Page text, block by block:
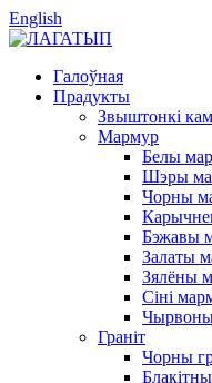
English
Галоўная
Прадукты
Звыштонкі
Мармур
Белы
Шэры
Чорны
Бэжавы
Залаты
Зялёны
Сіні
Граніт
Чорны